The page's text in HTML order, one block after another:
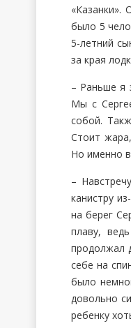
было 5
5-летний
за края
– Раньше я
Мы с
собой.
Стоит
Но именно
–
канистру
на берег
плаву,
продолжал
себе на
было
довольно
ребенку